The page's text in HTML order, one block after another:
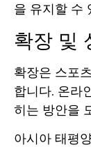
을 유지할 수
확장 및
확장은 스포
합니다. 온라
히는 방안을
아시아 태평